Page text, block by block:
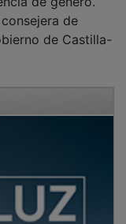
de
de Castilla-